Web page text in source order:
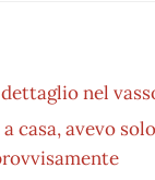
nel
casa, avevo